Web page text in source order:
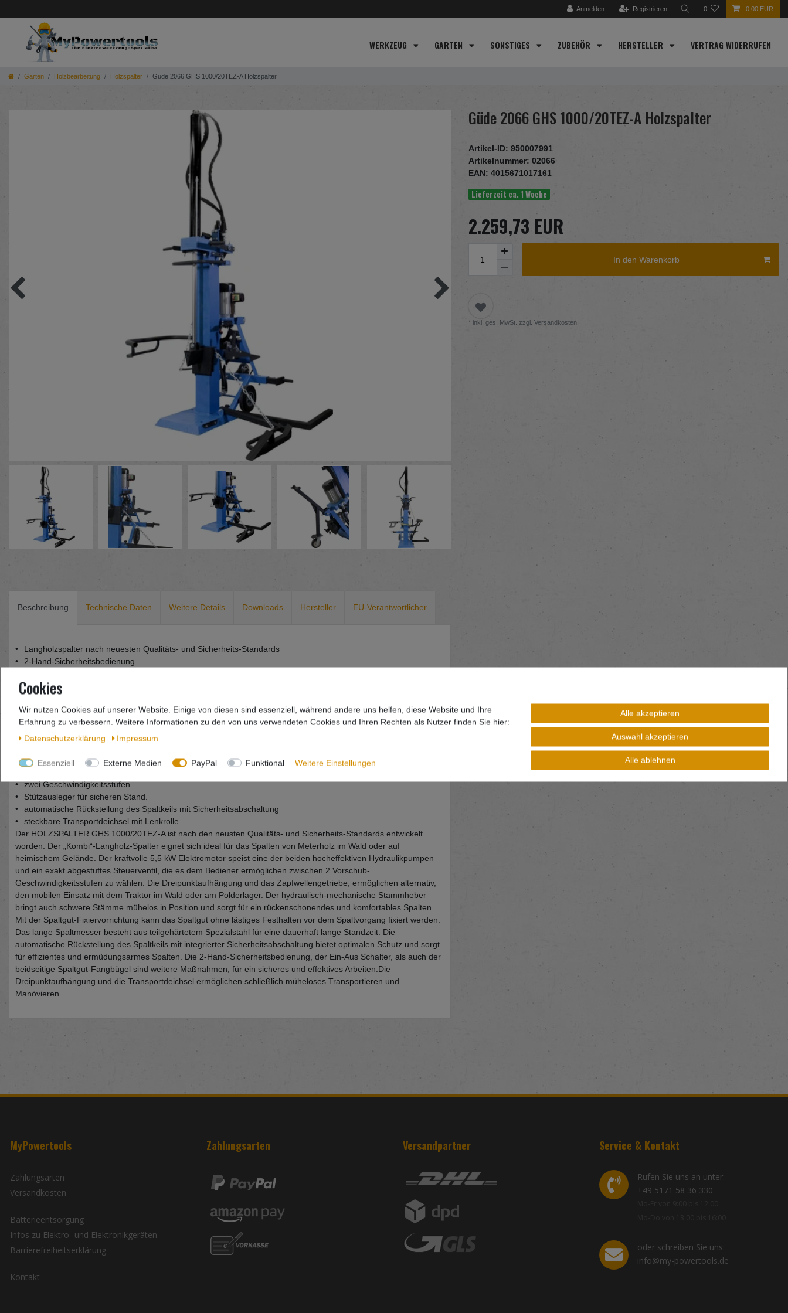
Anmelden Registrieren 0 0,00 EUR
WERKZEUG GARTEN SONSTIGES ZUBEHÖR HERSTELLER VERTRAG WIDERRUFEN
Garten Holzbearbeitung Holzspalter Güde 2066 GHS 1000/20TEZ-A Holzspalter
Güde 2066 GHS 1000/20TEZ-A Holzspalter
Artikel-ID: 950007991
Artikelnummer: 02066
EAN: 4015671017161
Lieferzeit ca. 1 Woche
2.259,73 EUR
In den Warenkorb
* inkl. ges. MwSt. zzgl. Versandkosten
Beschreibung Technische Daten Weitere Details Downloads Hersteller EU-Verantwortlicher
•
Langholzspalter nach neuesten Qualitäts- und Sicherheits-Standards
•
2-Hand-Sicherheitsbedienung
Spaltgut-Fangbügel beideseitig
leistungsstarker Elektromotor
Schalter-Steckerkobination mit Phasenwender
Alternativantrieb über Zapfwellengetriebe
hydraulisch mechanischer Stammheber
•
zwei Geschwindigkeitsstufen
•
Stützausleger für sicheren Stand.
•
automatische Rückstellung des Spaltkeils mit Sicherheitsabschaltung
•
steckbare Transportdeichsel mit Lenkrolle
Der HOLZSPALTER GHS 1000/20TEZ-A ist nach den neusten Qualitäts- und Sicherheits-Standards entwickelt
worden. Der „Kombi“-Langholz-Spalter eignet sich ideal für das Spalten von Meterholz im Wald oder auf
heimischem Gelände. Der kraftvolle 5,5 kW Elektromotor speist eine der beiden hocheffektiven Hydraulikpumpen
und ein exakt abgestuftes Steuerventil, die es dem Bediener ermöglichen zwischen 2 Vorschub-
Geschwindigkeitsstufen zu wählen. Die Dreipunktaufhängung und das Zapfwellengetriebe, ermöglichen alternativ,
den mobilen Einsatz mit dem Traktor im Wald oder am Polderlager. Der hydraulisch-mechanische Stammheber
bringt auch schwere Stämme mühelos in Position und sorgt für ein rückenschonendes und komfortables Spalten.
Mit der Spaltgut-Fixiervorrichtung kann das Spaltgut ohne lästiges Festhalten vor dem Spaltvorgang fixiert werden.
Das lange Spaltmesser besteht aus teilgehärtetem Spezialstahl für eine dauerhaft lange Standzeit. Die
automatische Rückstellung des Spaltkeils mit integrierter Sicherheitsabschaltung bietet optimalen Schutz und sorgt
für effizientes und ermüdungsarmes Spalten. Die 2-Hand-Sicherheitsbedienung, der Ein-Aus Schalter, als auch der
beidseitige Spaltgut-Fangbügel sind weitere Maßnahmen, für ein sicheres und effektives Arbeiten.Die
Dreipunktaufhängung und die Transportdeichsel ermöglichen schließlich müheloses Transportieren und
Manövieren.
MyPowertools
Zahlungsarten
Versandkosten
Batterieentsorgung
Infos zu Elektro- und Elektronikgeräten
Barrierefreiheitserklärung
Kontakt
Zahlungsarten Versandpartner Service & Kontakt
Rufen Sie uns an unter:
+49 5171 58 36 330
oder schreiben Sie uns:
info@my-powertools.de
Cookies
Wir nutzen Cookies auf unserer Website. Einige von diesen sind essenziell, während andere uns helfen, diese Website und Ihre
Erfahrung zu verbessern. Weitere Informationen zu den von uns verwendeten Cookies und Ihren Rechten als Nutzer finden Sie hier:
Daten­schutz­erklärung
Impressum
Essenziell Externe Medien PayPal Funktional Weitere Einstellungen
Alle akzeptieren
Auswahl akzeptieren
Alle ablehnen